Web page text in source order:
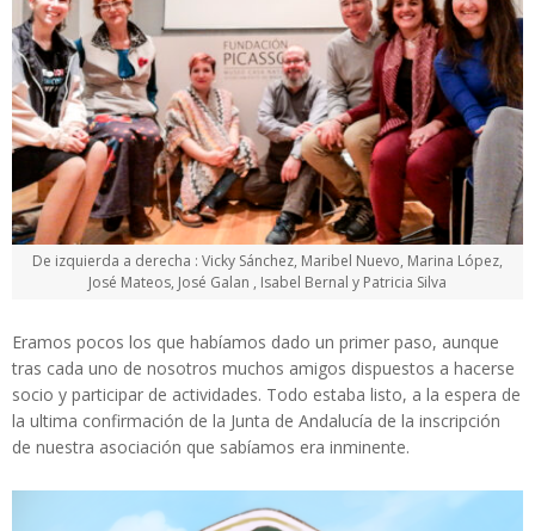
De izquierda a derecha : Vicky Sánchez, Maribel Nuevo, Marina López,
José Mateos, José Galan , Isabel Bernal y Patricia Silva
Eramos pocos los que habíamos dado un primer paso, aunque
tras cada uno de nosotros muchos amigos dispuestos a hacerse
socio y participar de actividades. Todo estaba listo, a la espera de
la ultima confirmación de la Junta de Andalucía de la inscripción
de nuestra asociación que sabíamos era inminente.